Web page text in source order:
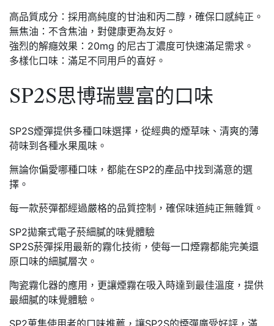
高品質成分：採用高純度的甘油和丙二醇，確保口感純正。
無焦油：不含焦油，對健康更為友好。
強烈的解癮效果：20mg 的尼古丁濃度可快速滿足需求。
多樣化口味：滿足不同用戶的喜好。
SP2S思博瑞豐富的口味
SP2S煙彈提供多種口味選擇，從經典的煙草味、清爽的薄
荷味到各種水果風味。
無論你偏愛哪種口味，都能在SP2的產品中找到滿意的選
擇。
每一款菸彈都經過嚴格的品質控制，確保味道純正無雜質。
SP2拋棄式電子菸細膩的味覺體驗
SP2S菸彈採用最新的霧化技術，使每一口煙霧都能完美還
原口味的細膩層次。
陶瓷霧化器的應用，更讓煙霧在吸入時達到最佳溫度，提供
最細膩的味覺體驗。